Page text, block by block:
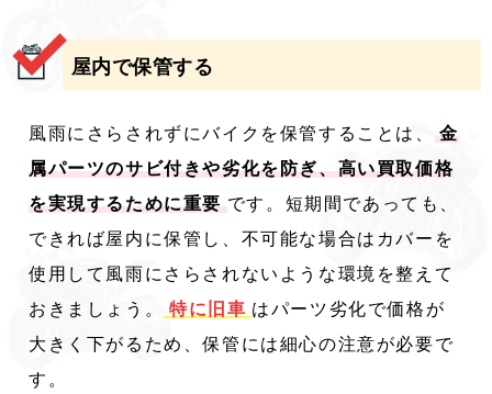
屋内で保管する
風雨にさらされずにバイクを保管することは、
金
属パーツのサビ付きや劣化を防ぎ、高い買取価格
を実現するために重要 です。短期間であっても、
できれば屋内に保管し、不可能な場合はカバーを
使用して風雨にさらされないような環境を整えて
おきましょう。
特に旧車 はパーツ劣化で価格が
大きく下がるため、保管には細心の注意が必要で
す。